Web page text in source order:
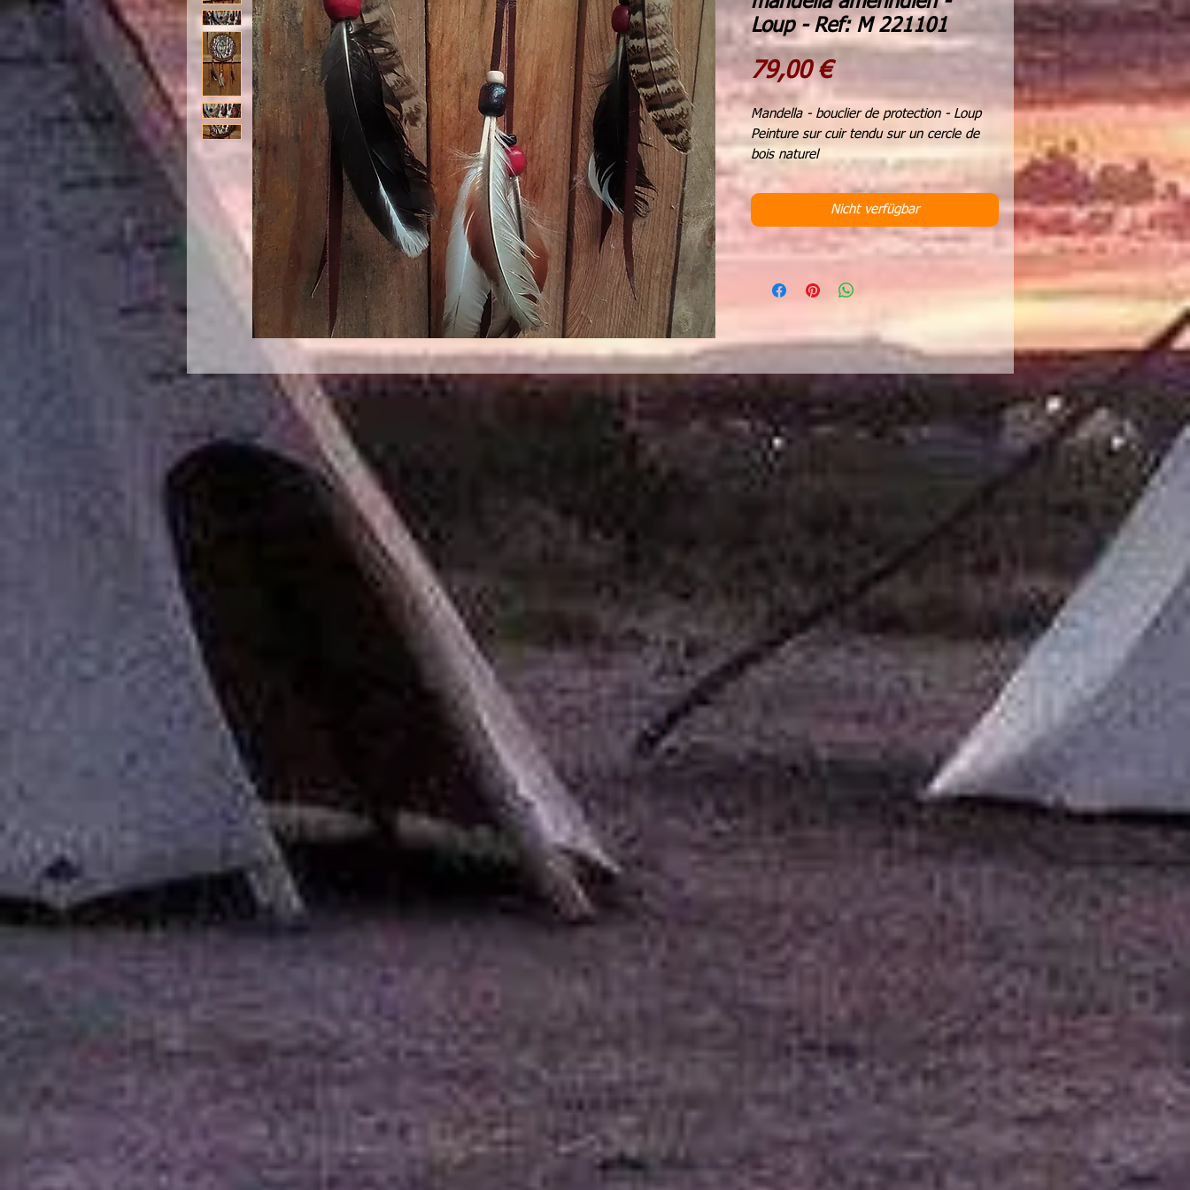
Loup - Ref: M 221101
79,00 €Preis
Mandella - bouclier de protection - Loup
Peinture sur cuir tendu sur un cercle de
bois naturel
Perles de verre beiges et noires, perles
bois marrons et bordeaux
plumes naturelles
diamètre 22 cms
hauteur totale 50 cms
A l'origine, les shamans utilisaient le
de guérison.
Aujourd'hui, sa symbolique est importante
pour nous rappeler l'importance de
l'équilibre dans toutes les sphères de la
vie.
Chaque attrape-rêves, roue médecine ou
mandella est purifié à la sauge.
Nicht verfügbar